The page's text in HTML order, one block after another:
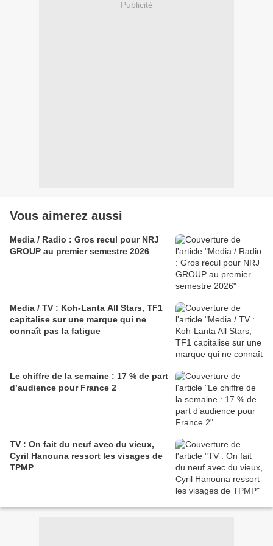
Publicité
Vous aimerez aussi
Media / Radio : Gros recul pour NRJ
GROUP au premier semestre 2026
Media / TV : Koh-Lanta All Stars, TF1
capitalise sur une marque qui ne
connaît pas la fatigue
Le chiffre de la semaine : 17 % de part
d’audience pour France 2
TV : On fait du neuf avec du vieux,
Cyril Hanouna ressort les visages de
TPMP